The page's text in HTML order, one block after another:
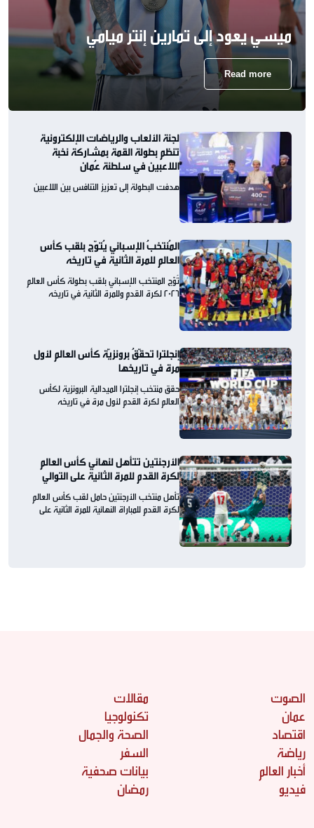
ميسي يعود إلى تمارين إنتر ميامي
Read more
لجنة الألعاب والرياضات الإلكترونية
تنظم بطولة القمة بمشاركة نخبة
اللاعبين في سلطنة عُمان
هدفت البطولة إلى تعزيز التنافس بين اللاعبين
المُنتخبُ الإسباني يُتوّج بلقب كأس
العالم للمرة الثانية في تاريخه
تُوّج المنتخب الإسباني بلقب بطولة كأس العالم
2026 لكرة القدم وللمرة الثانية في تاريخه
إنجلترا تحقّقُ برونزيّة كأس العالم لأول
مرة في تاريخها
حقق منتخب إنجلترا الميدالية البرونزية لكأس
العالم لكرة القدم لأول مرة في تاريخه
الأرجنتين تتأهل لنهائي كأس العالم
لكرة القدم للمرة الثانية على التوالي
تأهل منتخب الأرجنتين حامل لقب كأس العالم
لكرة القدم للمباراة النهائية للمرة الثانية على
الصوت
عمان
اقتصاد
رياضة
أخبار العالم
فيديو
مقالات
تكنولوجيا
الصحة والجمال
السفر
بيانات صحفية
رمضان